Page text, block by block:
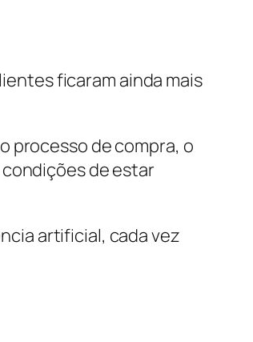
ficaram ainda mais
processo de compra, o
de estar
artificial, cada vez